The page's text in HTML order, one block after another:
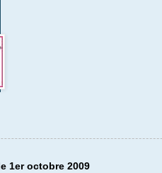
1er octobre 2009